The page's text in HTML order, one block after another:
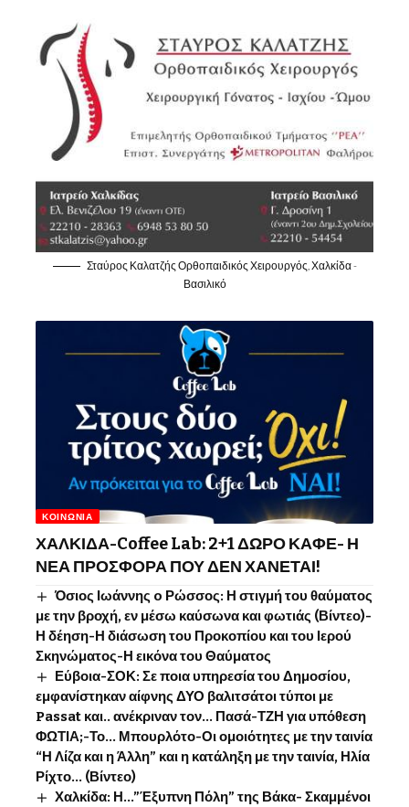
Σταύρος Καλατζής Ορθοπαιδικός Χειρουργός, Χαλκίδα -
Βασιλικό
ΚΟΙΝΩΝΊΑ
ΧΑΛΚΙΔΑ-Coffee Lab: 2+1 ΔΩΡΟ ΚΑΦΕ- Η
ΝΕΑ ΠΡΟΣΦΟΡΑ ΠΟΥ ΔΕΝ ΧΑΝΕΤΑΙ!
Όσιος Ιωάννης o Ρώσσος: Η στιγμή του θαύματος
με την βροχή, εν μέσω καύσωνα και φωτιάς (Βίντεο)-
Η δέηση-Η διάσωση του Προκοπίου και του Ιερού
Σκηνώματος-Η εικόνα του Θαύματος
Εύβοια-ΣΟΚ: Σε ποια υπηρεσία του Δημοσίου,
εμφανίστηκαν αίφνης ΔΥΟ βαλιτσάτοι τύποι με
Passat και.. ανέκριναν τον… Πασά-ΤΖΗ για υπόθεση
ΦΩΤΙΑ;-Το… Μπουρλότο-Οι ομοιότητες με την ταινία
“Η Λίζα και η Άλλη” και η κατάληξη με την ταινία, Ηλία
Ρίχτο… (Βίντεο)
Χαλκίδα: Η…”Έξυπνη Πόλη” της Βάκα- Σκαμμένοι